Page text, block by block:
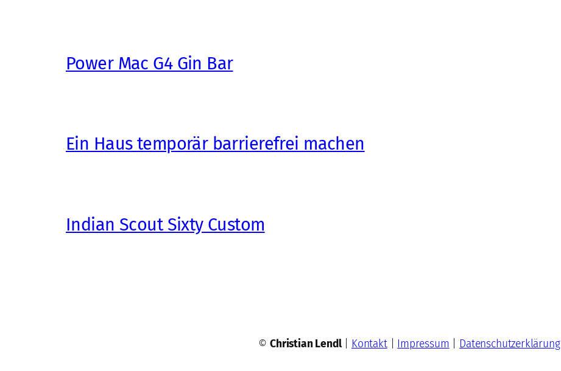
Power Mac G4 Gin Bar
Ein Haus temporär barrierefrei machen
Indian Scout Sixty Custom
©Christian Lendl| Kontakt| Impressum Datenschutzerklärung